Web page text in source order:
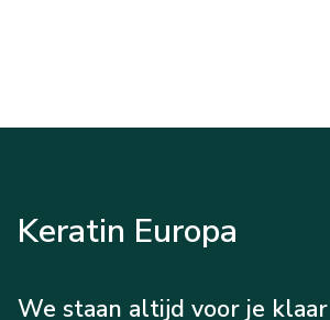
Keratin Europa
We staan altijd voor je klaar